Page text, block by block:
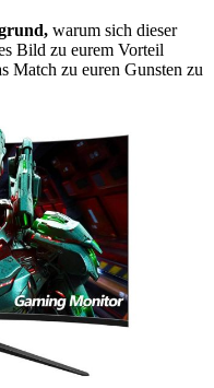
warum sich dieser
Bild zu eurem Vorteil
Match zu euren Gunsten zu